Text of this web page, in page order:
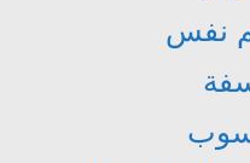
نفس